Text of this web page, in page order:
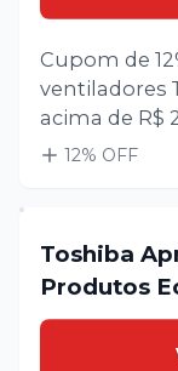
Cupom de
ventiladores
acima de R$
12% OFF
Toshiba
Produtos